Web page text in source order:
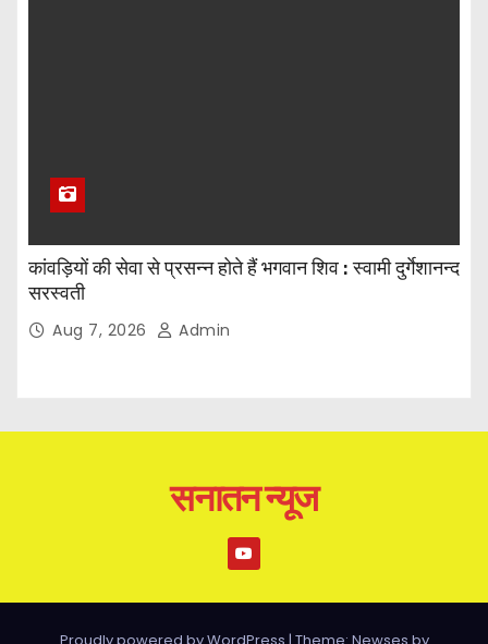
कांवड़ियों की सेवा से प्रसन्न होते हैं भगवान शिव : स्वामी दुर्गेशानन्द
सरस्वती
Aug 7, 2026 Admin
सनातन न्यूज
Proudly powered by WordPress | Theme: Newses by